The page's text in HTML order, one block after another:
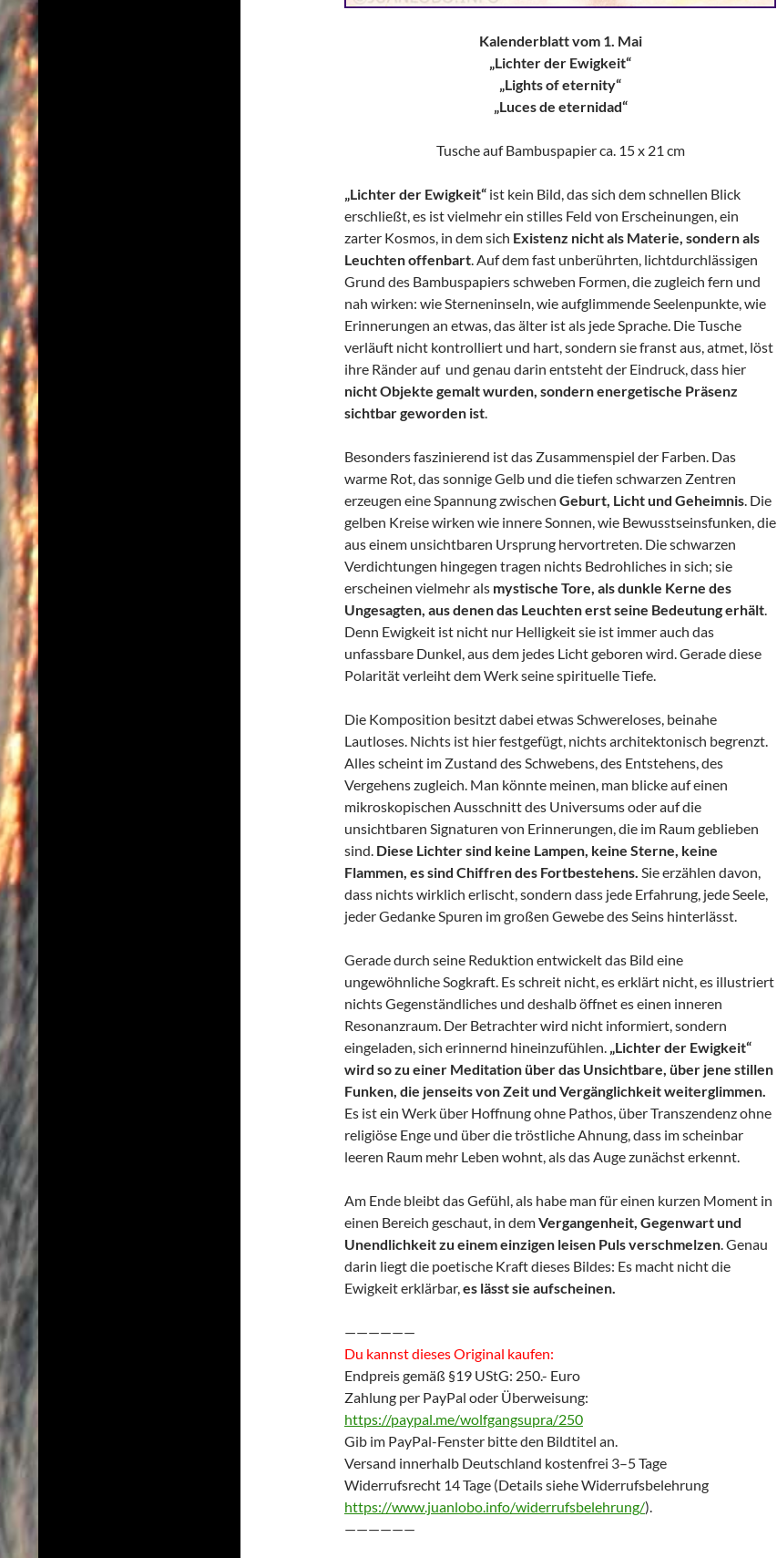
Kalenderblatt vom 1. Mai
„Lichter der Ewigkeit“
„Lights of eternity“
„Luces de eternidad“
Tusche auf Bambuspapier ca. 15 x 21 cm
„Lichter der Ewigkeit“ ist kein Bild, das sich dem schnellen Blick
erschließt, es ist vielmehr ein stilles Feld von Erscheinungen, ein
zarter Kosmos, in dem sich Existenz nicht als Materie, sondern als
Leuchten offenbart . Auf dem fast unberührten, lichtdurchlässigen
Grund des Bambuspapiers schweben Formen, die zugleich fern und
nah wirken: wie Sterneninseln, wie aufglimmende Seelenpunkte, wie
Erinnerungen an etwas, das älter ist als jede Sprache. Die Tusche
verläuft nicht kontrolliert und hart, sondern sie franst aus, atmet, löst
ihre Ränder auf und genau darin entsteht der Eindruck, dass hier
nicht Objekte gemalt wurden, sondern energetische Präsenz
sichtbar geworden ist
Besonders faszinierend ist das Zusammenspiel der Farben. Das
warme Rot, das sonnige Gelb und die tiefen schwarzen Zentren
erzeugen eine Spannung zwischen Geburt, Licht und Geheimnis . Die
gelben Kreise wirken wie innere Sonnen, wie Bewusstseinsfunken, die
aus einem unsichtbaren Ursprung hervortreten. Die schwarzen
Verdichtungen hingegen tragen nichts Bedrohliches in sich; sie
erscheinen vielmehr als mystische Tore, als dunkle Kerne des
Ungesagten, aus denen das Leuchten erst seine Bedeutung erhält
Denn Ewigkeit ist nicht nur Helligkeit sie ist immer auch das
unfassbare Dunkel, aus dem jedes Licht geboren wird. Gerade diese
Polarität verleiht dem Werk seine spirituelle Tiefe.
Die Komposition besitzt dabei etwas Schwereloses, beinahe
Lautloses. Nichts ist hier festgefügt, nichts architektonisch begrenzt.
Alles scheint im Zustand des Schwebens, des Entstehens, des
Vergehens zugleich. Man könnte meinen, man blicke auf einen
mikroskopischen Ausschnitt des Universums oder auf die
unsichtbaren Signaturen von Erinnerungen, die im Raum geblieben
sind. Diese Lichter sind keine Lampen, keine Sterne, keine
Flammen, es sind Chiffren des Fortbestehens. Sie erzählen davon,
dass nichts wirklich erlischt, sondern dass jede Erfahrung, jede Seele,
jeder Gedanke Spuren im großen Gewebe des Seins hinterlässt.
Gerade durch seine Reduktion entwickelt das Bild eine
ungewöhnliche Sogkraft. Es schreit nicht, es erklärt nicht, es illustriert
nichts Gegenständliches und deshalb öffnet es einen inneren
Resonanzraum. Der Betrachter wird nicht informiert, sondern
eingeladen, sich erinnernd hineinzufühlen. „Lichter der Ewigkeit“
wird so zu einer Meditation über das Unsichtbare, über jene stillen
Funken, die jenseits von Zeit und Vergänglichkeit weiterglimmen.
Es ist ein Werk über Hoffnung ohne Pathos, über Transzendenz ohne
religiöse Enge und über die tröstliche Ahnung, dass im scheinbar
leeren Raum mehr Leben wohnt, als das Auge zunächst erkennt.
Am Ende bleibt das Gefühl, als habe man für einen kurzen Moment in
einen Bereich geschaut, in demVergangenheit, Gegenwart und
Unendlichkeit zu einem einzigen leisen Puls verschmelzen . Genau
darin liegt die poetische Kraft dieses Bildes: Es macht nicht die
Ewigkeit erklärbar, es lässt sie aufscheinen.
——————
Du kannst dieses Original kaufen:
Endpreis gemäß §19 UStG: 250.- Euro
Zahlung per PayPal oder Überweisung:
https://paypal.me/wolfgangsupra/250
Gib im PayPal-Fenster bitte den Bildtitel an.
Versand innerhalb Deutschland kostenfrei 3–5 Tage
Widerrufsrecht 14 Tage (Details siehe Widerrufsbelehrung
https://www.juanlobo.info/widerrufsbelehrung/).
——————